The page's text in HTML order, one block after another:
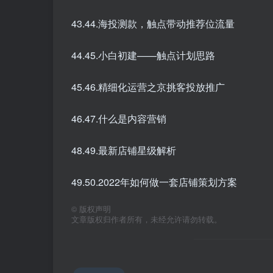
43.44.海投测款，触点带动推荐位流量
44.45.小白初建——触点计划思路
45.46.精细化运营之京挑客投放推广
46.47.什么是内容营销
48.49.最新店铺星级解析
49.50.2022年如何做一套店铺策划方案
© 版权声明
文章版权归作者所有，未经允许请勿转载。